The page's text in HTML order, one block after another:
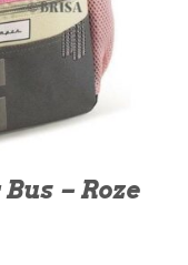
– Roze